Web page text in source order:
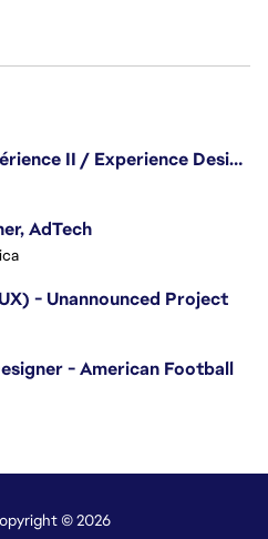
Concepteur.trice de l’expérience II / Experience Designer II
AdTech
- Unannounced Project
- American Football
© 2026